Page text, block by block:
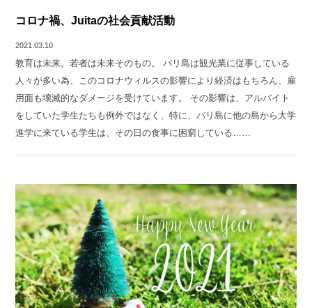
コロナ禍、Juitaの社会貢献活動
2021.03.10
教育は未来。若者は未来そのもの。 バリ島は観光業に従事している
人々が多い為、このコロナウィルスの影響により経済はもちろん、雇
用面も壊滅的なダメージを受けています。 その影響は、アルバイト
をしていた学生たちも例外ではなく、特に、バリ島に他の島から大学
進学に来ている学生は、その日の食事に困窮している……